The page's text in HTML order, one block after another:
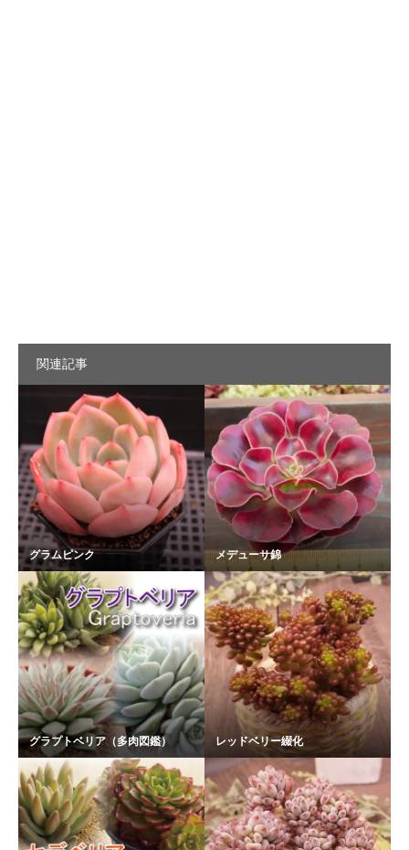
関連記事
グラムピンク メデューサ錦
グラプトベリア（多肉図鑑） レッドベリー綴化